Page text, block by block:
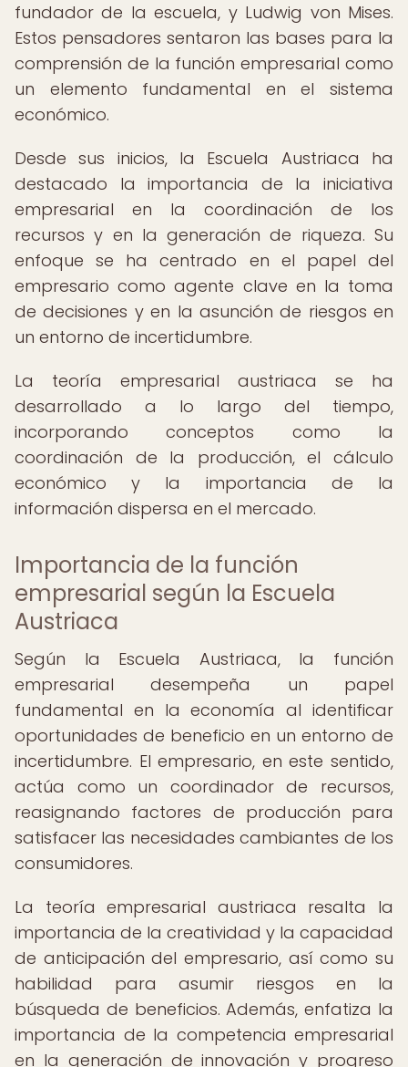
fundador de la escuela, y Ludwig von Mises.
Estos pensadores sentaron las bases para la
comprensión de la función empresarial como
un elemento fundamental en el sistema
económico.
Desde sus inicios, la Escuela Austriaca ha
destacado la importancia de la iniciativa
empresarial en la coordinación de los
recursos y en la generación de riqueza. Su
enfoque se ha centrado en el papel del
empresario como agente clave en la toma
de decisiones y en la asunción de riesgos en
un entorno de incertidumbre.
La teoría empresarial austriaca se ha
desarrollado a lo largo del tiempo,
incorporando conceptos como la
coordinación de la producción, el cálculo
económico y la importancia de la
información dispersa en el mercado.
Importancia de la función
empresarial según la Escuela
Austriaca
Según la Escuela Austriaca, la función
empresarial desempeña un papel
fundamental en la economía al identificar
oportunidades de beneficio en un entorno de
incertidumbre. El empresario, en este sentido,
actúa como un coordinador de recursos,
reasignando factores de producción para
satisfacer las necesidades cambiantes de los
consumidores.
La teoría empresarial austriaca resalta la
importancia de la creatividad y la capacidad
de anticipación del empresario, así como su
habilidad para asumir riesgos en la
búsqueda de beneficios. Además, enfatiza la
importancia de la competencia empresarial
en la generación de innovación y progreso